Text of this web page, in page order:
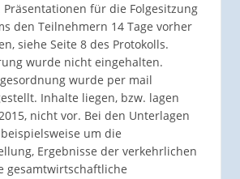
für die Folgesitzung
den Teilnehmern 14 Tage vorher
siehe Seite 8 des Protokolls.
wurde nicht eingehalten.
wurde per mail
Inhalte liegen, bzw. lagen
nicht vor. Bei den Unterlagen
um die
Ergebnisse der verkehrlichen
gesamtwirtschaftliche